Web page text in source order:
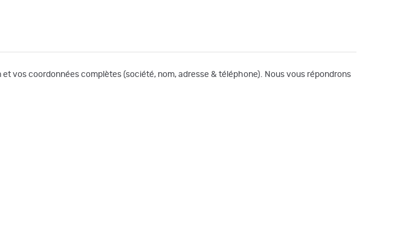
vos coordonnées complètes (société, nom, adresse & téléphone). Nous vous répondrons